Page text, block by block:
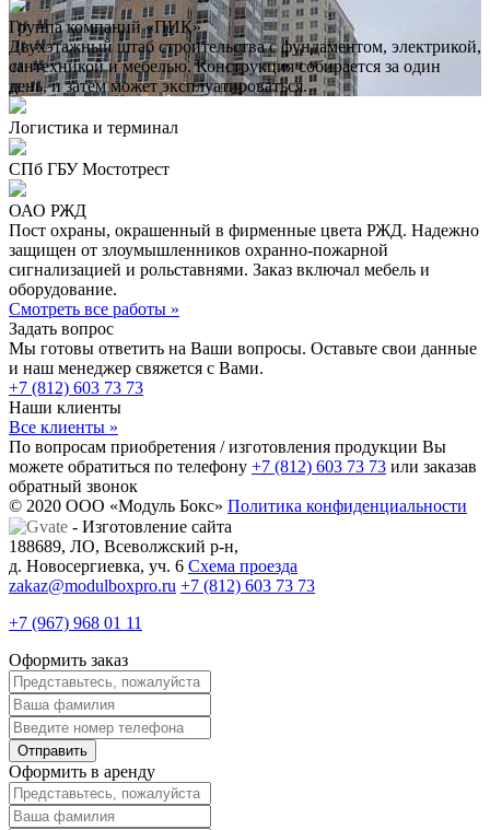
Группа компаний «ПИК»
Двухэтажный штаб строительства с фундаментом, электрикой,
сантехникой и мебелью. Конструкция собирается за один
день, и затем может эксплуатироваться.
Логистика и терминал
СПб ГБУ Мостотрест
ОАО РЖД
Пост охраны, окрашенный в фирменные цвета РЖД. Надежно
защищен от злоумышленников охранно-пожарной
сигнализацией и рольставнями. Заказ включал мебель и
оборудование.
Смотреть все работы »
Задать вопрос
Мы готовы ответить на Ваши вопросы. Оставьте свои данные
и наш менеджер свяжется с Вами.
+7 (812) 603 73 73
Наши клиенты
Все клиенты »
По вопросам приобретения / изготовления продукции Вы
можете обратиться по телефону +7 (812) 603 73 73 или заказав
обратный звонок
© 2020 ООО «Модуль Бокс» Политика конфиденциальности
- Изготовление сайта
188689, ЛО, Всеволжский р-н,
д. Новосергиевка, уч. 6 Схема проезда
zakaz@modulboxpro.ru +7 (812) 603 73 73
+7 (967) 968 01 11
Оформить заказ
Оформить в аренду